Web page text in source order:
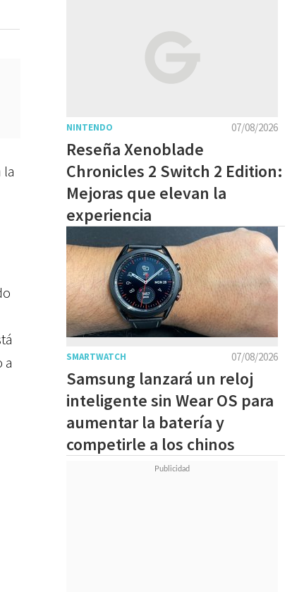
la
a
07/08/2026
NINTENDO
Reseña Xenoblade
Chronicles 2 Switch 2 Edition:
Mejoras que elevan la
experiencia
07/08/2026
SMARTWATCH
Samsung lanzará un reloj
inteligente sin Wear OS para
aumentar la batería y
competirle a los chinos